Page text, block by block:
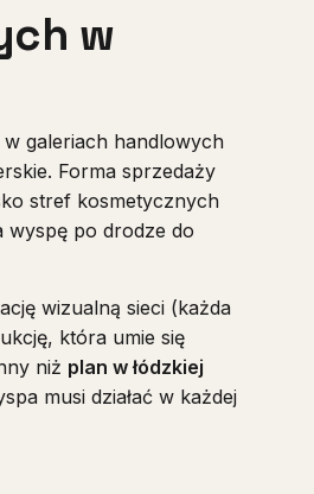
w
galeriach handlowych
Forma sprzedaży
stref kosmetycznych
wyspę po drodze do
wizualną sieci (każda
która umie się
niż plan w łódzkiej
musi działać w każdej